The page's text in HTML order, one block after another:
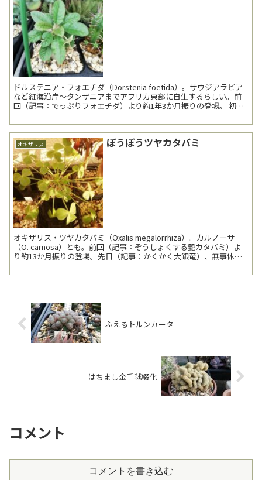
ドルステニア・フォエチダ（Dorstenia foetida）。サウジアラビア
など紅海沿岸～タンザニアまでアフリカ東部に自生するらしい。前
回（記事：でっぷりフォエチダ）より約1年3か月振りの登場。 初夏
オキザリス ぼうぼうツヤカタバミ
オキザリス・ツヤカタバミ（Oxalis megalorrhiza）。カルノーサ
（O. carnosa）とも。前回（記事：ぞうしょくする艶カタバミ）よ
り約13か月振りの登場。先日（記事：かくかく大銀竜）、無事休眠
ふえるトルンカータ
はちまし金手毬綴化
コメント
コメントを書き込む